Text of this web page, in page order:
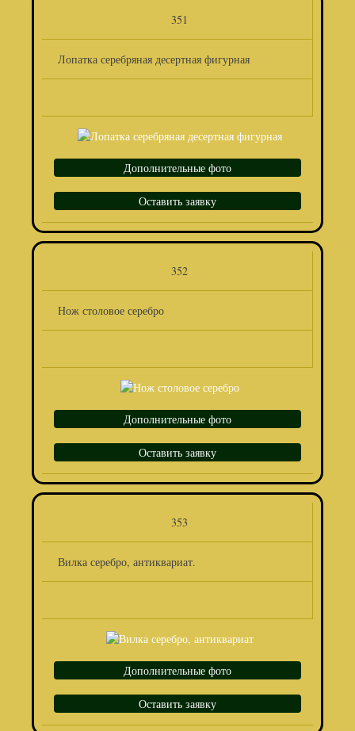
351
Лопатка серебряная десертная фигурная
Дополнительные фото
Оставить заявку
352
Нож столовое серебро
Дополнительные фото
Оставить заявку
353
Вилка серебро, антиквариат.
Дополнительные фото
Оставить заявку